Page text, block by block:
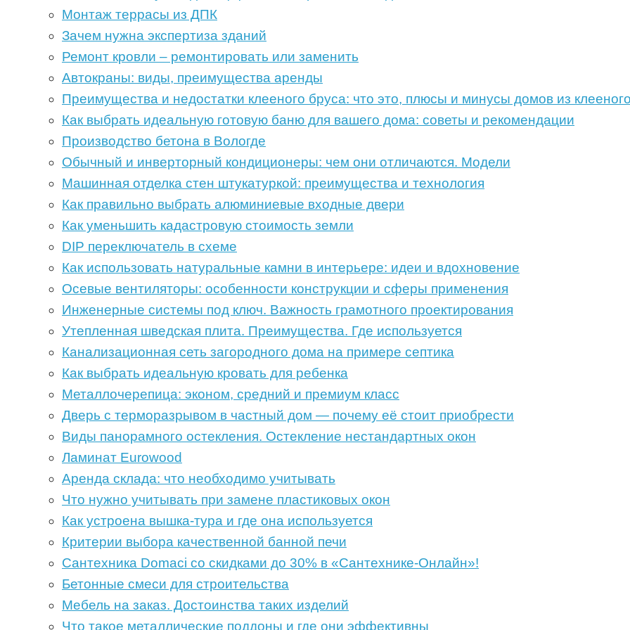
Монтаж террасы из ДПК
Зачем нужна экспертиза зданий
Ремонт кровли – ремонтировать или заменить
Автокраны: виды, преимущества аренды
Преимущества и недостатки клееного бруса: что это, плюсы и минусы домов из
Как выбрать идеальную готовую баню для вашего дома: советы и рекомендации
Производство бетона в Вологде
Обычный и инверторный кондиционеры: чем они отличаются. Модели
Машинная отделка стен штукатуркой: преимущества и технология
Как правильно выбрать алюминиевые входные двери
Как уменьшить кадастровую стоимость земли
DIP переключатель в схеме
Как использовать натуральные камни в интерьере: идеи и вдохновение
Осевые вентиляторы: особенности конструкции и сферы применения
Инженерные системы под ключ. Важность грамотного проектирования
Утепленная шведская плита. Преимущества. Где используется
Канализационная сеть загородного дома на примере септика
Как выбрать идеальную кровать для ребенка
Металлочерепица: эконом, средний и премиум класс
Дверь с терморазрывом в частный дом — почему её стоит приобрести
Виды панорамного остекления. Остекление нестандартных окон
Ламинат Eurowood
Аренда склада: что необходимо учитывать
Что нужно учитывать при замене пластиковых окон
Как устроена вышка-тура и где она используется
Критерии выбора качественной банной печи
Сантехника Domaci со скидками до 30% в «Сантехнике-Онлайн»!
Бетонные смеси для строительства
Мебель на заказ. Достоинства таких изделий
Что такое металлические поддоны и где они эффективны